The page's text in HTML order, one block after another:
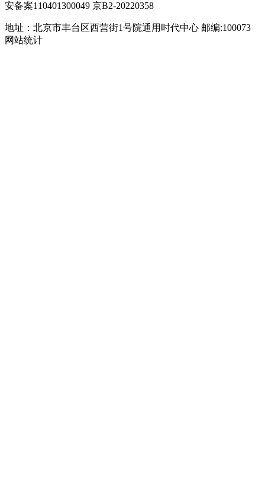
安备案110401300049 京B2-20220358
地址：北京市丰台区西营街1号院通用时代中心 邮编:100073
网站统计